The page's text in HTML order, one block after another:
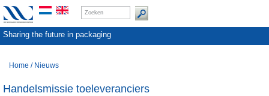
Sharing the future in packaging
Home / Nieuws
Handelsmissie toeleveranciers